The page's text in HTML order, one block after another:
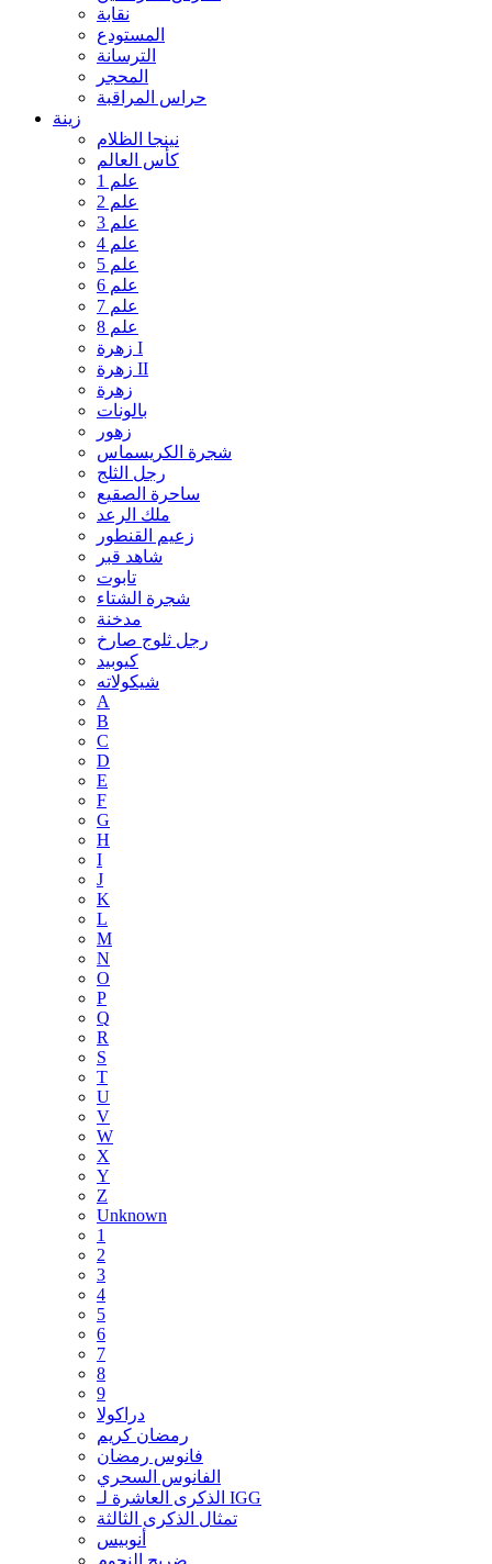
نقابة
المستودع
الترسانة
المحجر
حراس المراقبة
زينة
نينجا الظلام
كأس العالم
علم 1
علم 2
علم 3
علم 4
علم 5
علم 6
علم 7
علم 8
زهرة I
زهرة II
زهرة
بالونات
زهور
شجرة الكريسماس
رجل الثلج
ساحرة الصقيع
ملك الرعد
زعيم القنطور
شاهد قبر
تابوت
شجرة الشتاء
مدخنة
رجل ثلوج صارخ
كيوبيد
شيكولاته
A
B
C
D
E
F
G
H
I
J
K
L
M
N
O
P
Q
R
S
T
U
V
W
X
Y
Z
Unknown
1
2
3
4
5
6
7
8
9
دراكولا
رمضان كريم
فانوس رمضان
الفانوس السحري
الذكرى العاشرة لـ IGG
تمثال الذكرى الثالثة
أنوبيس